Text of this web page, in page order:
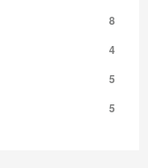
8
4
5
5